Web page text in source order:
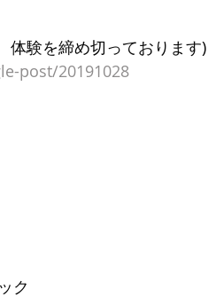
験を締め切っております)
post/20191028
ク